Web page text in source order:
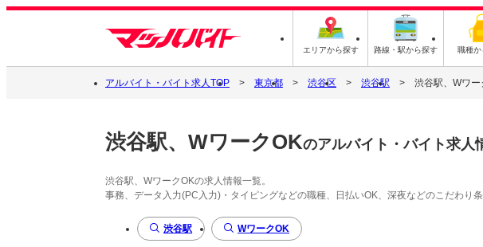
エリアから探す 路線・駅から探す 職種か
アルバイト・バイト求人TOP 東京都 渋谷区 渋谷駅 渋谷駅、Wワー
渋谷駅、WワークOKのアルバイト・バイト求人
渋谷駅、WワークOKの求人情報一覧。
事務、データ入力(PC入力)・タイピングなどの職種、日払いOK、深夜などのこだわり
渋谷駅 WワークOK